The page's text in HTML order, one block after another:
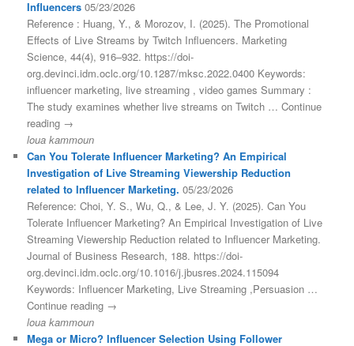
Influencers 05/23/2026
Reference : Huang, Y., & Morozov, I. (2025). The Promotional
Effects of Live Streams by Twitch Influencers. Marketing
Science, 44(4), 916–932. https://doi-
org.devinci.idm.oclc.org/10.1287/mksc.2022.0400 Keywords:
influencer marketing, live streaming , video games Summary :
The study examines whether live streams on Twitch … Continue
reading →
loua kammoun
Can You Tolerate Influencer Marketing? An Empirical
Investigation of Live Streaming Viewership Reduction
related to Influencer Marketing. 05/23/2026
Reference: Choi, Y. S., Wu, Q., & Lee, J. Y. (2025). Can You
Tolerate Influencer Marketing? An Empirical Investigation of Live
Streaming Viewership Reduction related to Influencer Marketing.
Journal of Business Research, 188. https://doi-
org.devinci.idm.oclc.org/10.1016/j.jbusres.2024.115094
Keywords: Influencer Marketing, Live Streaming ,Persuasion …
Continue reading →
loua kammoun
Mega or Micro? Influencer Selection Using Follower